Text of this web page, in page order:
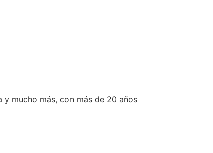
mucho más, con más de 20 años